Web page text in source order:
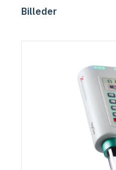
Billeder